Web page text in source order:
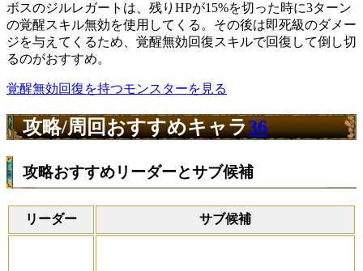
ボスのジルレガートは、残りHPが15%を切った時に3ターン
の覚醒スキル無効を使用してくる。その後は即死級のダメー
ジを与えてくるため、覚醒無効回復スキルで回復して倒し切
るのがおすすめ。
覚醒無効回復を持つモンスターを見る
攻略/周回おすすめキャラ36
攻略おすすめリーダーとサブ候補
リーダー サブ候補